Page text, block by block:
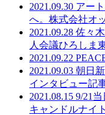
2021.09.30 アー
へ。株式会社オ
2021.09.28 佐々
人会議ひろしま
2021.09.22
2021.09.03 朝日
インタビュー記
2021.08.15 9/21
キャンドルナイ